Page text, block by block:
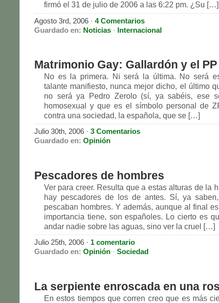
firmó el 31 de julio de 2006 a las 6:22 pm. ¿Su […]
Agosto 3rd, 2006 · 4 Comentarios
Guardado en: Noticias · Internacional
Matrimonio Gay: Gallardón y el PP
No es la primera. Ni será la última. No será
talante manifiesto, nunca mejor dicho, el último
no será ya Pedro Zerolo (sí, ya sabéis, ese
homosexual y que es el símbolo personal de
contra una sociedad, la española, que se […]
Julio 30th, 2006 · 3 Comentarios
Guardado en: Opinión
Pescadores de hombres
Ver para creer. Resulta que a estas alturas de la
hay pescadores de los de antes. Sí, ya
pescaban hombres. Y además, aunque al final
importancia tiene, son españoles. Lo cierto es
andar nadie sobre las aguas, sino ver la cruel […]
Julio 25th, 2006 · 1 comentario
Guardado en: Opinión · Sociedad
La serpiente enroscada en una
En estos tiempos que corren creo que es más